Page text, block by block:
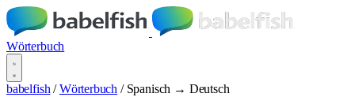
Wörterbuch
babelfish / Wörterbuch / Spanisch → Deutsch